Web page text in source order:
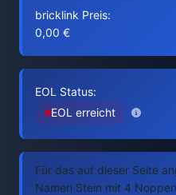
bricklink Preis:
0,00 €
EOL Status:
EOL erreicht
Für das auf dieser Seite
Namen Stein mit 4